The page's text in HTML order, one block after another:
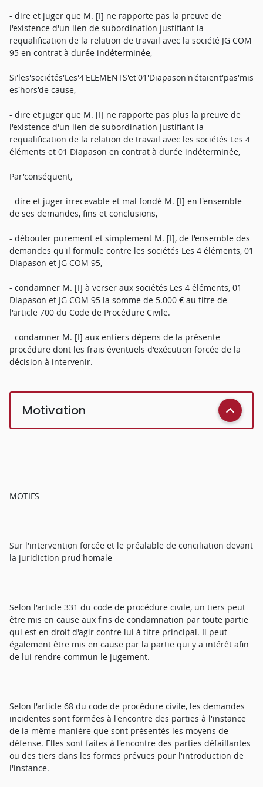
- dire et juger que M. [I] ne rapporte pas la preuve de
l'existence d'un lien de subordination justifiant la
requalification de la relation de travail avec la société JG COM
95 en contrat à durée indéterminée,
Si'les'sociétés'Les'4'ELEMENTS'et'01'Diapason'n'étaient'pas'mis
es'hors'de cause,
- dire et juger que M. [I] ne rapporte pas plus la preuve de
l'existence d'un lien de subordination justifiant la
requalification de la relation de travail avec les sociétés Les 4
éléments et 01 Diapason en contrat à durée indéterminée,
Par'conséquent,
- dire et juger irrecevable et mal fondé M. [I] en l'ensemble
de ses demandes, fins et conclusions,
- débouter purement et simplement M. [I], de l'ensemble des
demandes qu'il formule contre les sociétés Les 4 éléments, 01
Diapason et JG COM 95,
- condamner M. [I] à verser aux sociétés Les 4 éléments, 01
Diapason et JG COM 95 la somme de 5.000 € au titre de
l'article 700 du Code de Procédure Civile.
- condamner M. [I] aux entiers dépens de la présente
procédure dont les frais éventuels d'exécution forcée de la
décision à intervenir.
Motivation
MOTIFS
Sur l'intervention forcée et le préalable de conciliation devant
la juridiction prud'homale
Selon l'article 331 du code de procédure civile, un tiers peut
être mis en cause aux fins de condamnation par toute partie
qui est en droit d'agir contre lui à titre principal. Il peut
également être mis en cause par la partie qui y a intérêt afin
de lui rendre commun le jugement.
Selon l'article 68 du code de procédure civile, les demandes
incidentes sont formées à l'encontre des parties à l'instance
de la même manière que sont présentés les moyens de
défense. Elles sont faites à l'encontre des parties défaillantes
ou des tiers dans les formes prévues pour l'introduction de
l'instance.